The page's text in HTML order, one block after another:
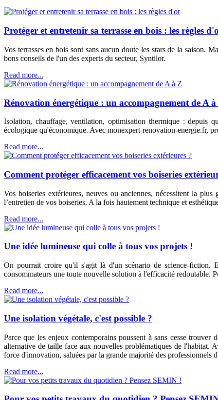
Protéger et entretenir sa terrasse en bois : les règles
Vos terrasses en bois sont sans aucun doute les stars de la saison.
bons conseils de l'un des experts du secteur, Syntilor.
Read more...
Rénovation énergétique : un accompagnement de A
Isolation, chauffage, ventilation, optimisation thermique : depuis
écologique qu'économique. Avec monexpert-renovation-energie.fr,
Read more...
Comment protéger efficacement vos boiseries
Vos boiseries extérieures, neuves ou anciennes, nécessitent la
l’entretien de vos boiseries. A la fois hautement technique et
Read more...
Une idée lumineuse qui colle à tous vos projets !
On pourrait croire qu'il s'agit là d'un scénario de science-
consommateurs une toute nouvelle solution à l'efficacité redoutable.
Read more...
Une isolation végétale, c'est possible ?
Parce que les enjeux contemporains poussent à sans cesse
alternative de taille face aux nouvelles problématiques de l'habitat.
force d'innovation, saluées par la grande majorité des professionnels
Read more...